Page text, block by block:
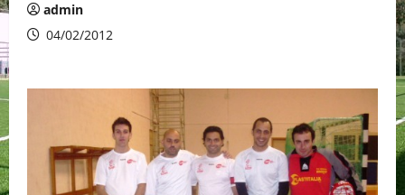
admin
04/02/2012